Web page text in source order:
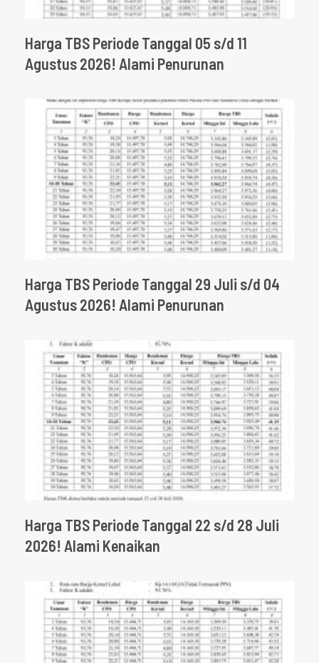
Harga TBS Periode Tanggal 05 s/d 11
Agustus 2026! Alami Penurunan
Harga TBS Periode Tanggal 29 Juli s/d 04
Agustus 2026! Alami Penurunan
Harga TBS Periode Tanggal 22 s/d 28 Juli
2026! Alami Kenaikan